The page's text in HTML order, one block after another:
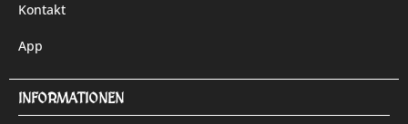
Kontakt
App
INFORMATIONEN